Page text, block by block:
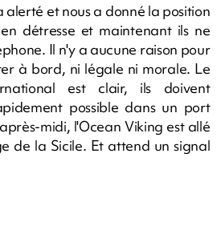
alerté et nous a donné la position
détresse et maintenant ils ne
Il n'y a aucune raison pour
à bord, ni légale ni morale. Le
est clair, ils doivent
possible dans un port
midi, l'Ocean Viking est allé
de la Sicile. Et attend un signal